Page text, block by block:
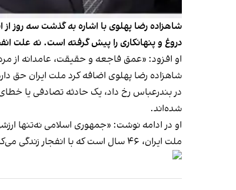
شاهزاده رضا پهلوی با اشاره به گذشت سه
دروغ و پنهانکاری را پیش گرفته است. نه علت
او افزود: «عمق فاجعه و حقیقت، عامدانه از
شاهزاده رضا پهلوی اضافه کرد ملت ایران حق
در بندرعباس رخ داد، یک حادثه تصادفی یا
شده‌اند.
او در ادامه نوشت: «جمهوری اسلامی نه‌تنها
ملت ایران، ۴۶ سال است که با انفجار زندگی می‌کند. برای ایران و ایرانی، هیچ ماده‌ای مرگبارتر و خطرناک‌تر از جمهوری اسلامی و رهبری فاسدش نیست.»